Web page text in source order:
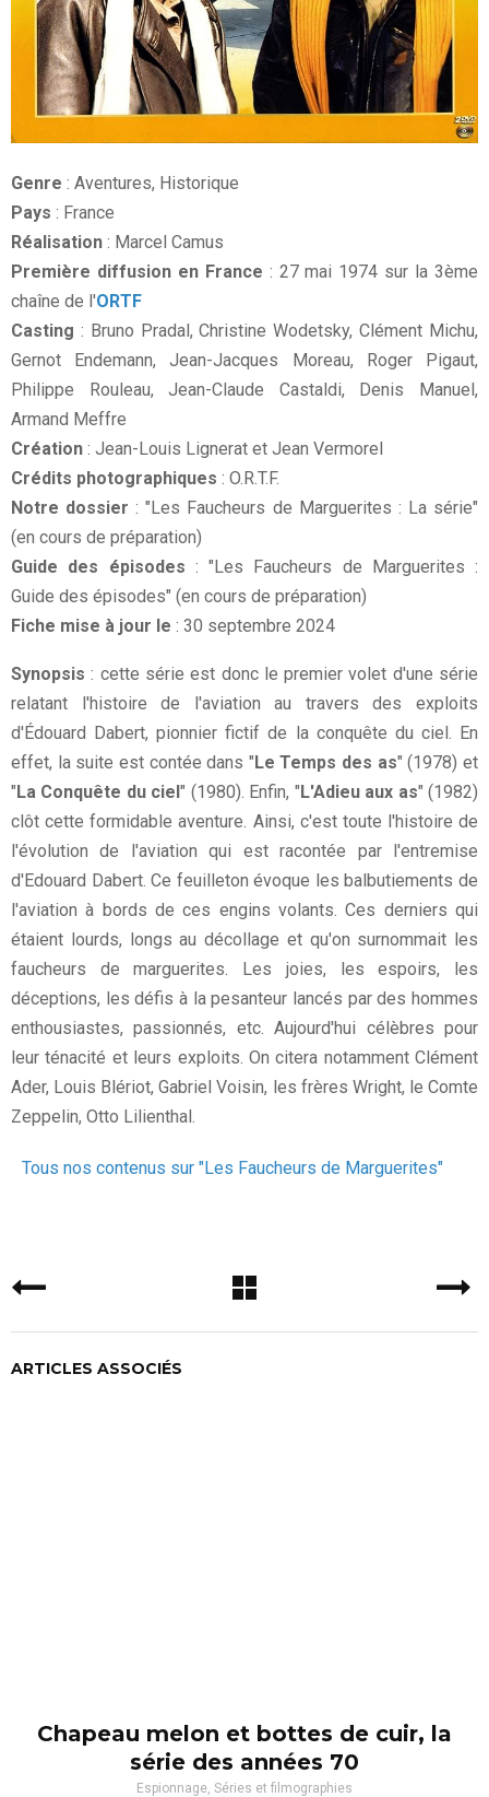
Genre : Aventures, Historique
Pays : France
Réalisation : Marcel Camus
Première diffusion en France : 27 mai 1974 sur la 3ème
chaîne de l'ORTF
Casting : Bruno Pradal, Christine Wodetsky, Clément Michu,
Gernot Endemann, Jean-Jacques Moreau, Roger Pigaut,
Philippe Rouleau, Jean-Claude Castaldi, Denis Manuel,
Armand Meffre
Création : Jean-Louis Lignerat et Jean Vermorel
Crédits photographiques : O.R.T.F.
Notre dossier : "Les Faucheurs de Marguerites : La série"
(en cours de préparation)
Guide des épisodes : "Les Faucheurs de Marguerites :
Guide des épisodes" (en cours de préparation)
Fiche mise à jour le : 30 septembre 2024
Synopsis : cette série est donc le premier volet d'une série
relatant l'histoire de l'aviation au travers des exploits
d'Édouard Dabert, pionnier fictif de la conquête du ciel. En
effet, la suite est contée dans "Le Temps des as" (1978) et
"La Conquête du ciel" (1980). Enfin, "L'Adieu aux as" (1982)
clôt cette formidable aventure. Ainsi, c'est toute l'histoire de
l'évolution de l'aviation qui est racontée par l'entremise
d'Edouard Dabert. Ce feuilleton évoque les balbutiements de
l'aviation à bords de ces engins volants. Ces derniers qui
étaient lourds, longs au décollage et qu'on surnommait les
faucheurs de marguerites. Les joies, les espoirs, les
déceptions, les défis à la pesanteur lancés par des hommes
enthousiastes, passionnés, etc. Aujourd'hui célèbres pour
leur ténacité et leurs exploits. On citera notamment Clément
Ader, Louis Blériot, Gabriel Voisin, les frères Wright, le Comte
Zeppelin, Otto Lilienthal.
Tous nos contenus sur "Les Faucheurs de Marguerites"
ARTICLES ASSOCIÉS
Chapeau melon et bottes de cuir, la
série des années 70
Espionnage, Séries et filmographies